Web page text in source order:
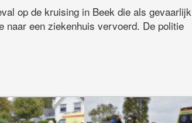
op de kruising in Beek die als gevaarlijk
naar een ziekenhuis vervoerd. De politie